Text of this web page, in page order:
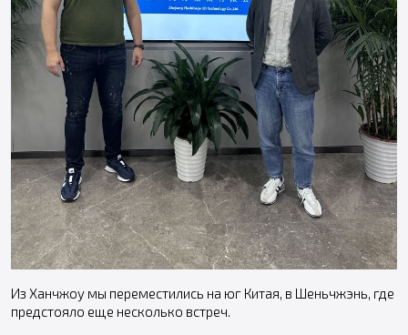
Из Ханчжоу мы переместились на юг Китая, в Шеньчжэнь, где
предстояло еще несколько встреч.